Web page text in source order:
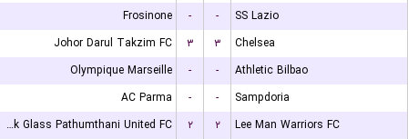
Frosinone
- -
SS Lazio
Johor Darul Takzim FC
۳ ۳
Chelsea
Olympique Marseille
- -
Athletic Bilbao
AC Parma
- -
Sampdoria
Bangkok Glass Pathumthani United FC
۲ ۲
Lee Man Warriors FC